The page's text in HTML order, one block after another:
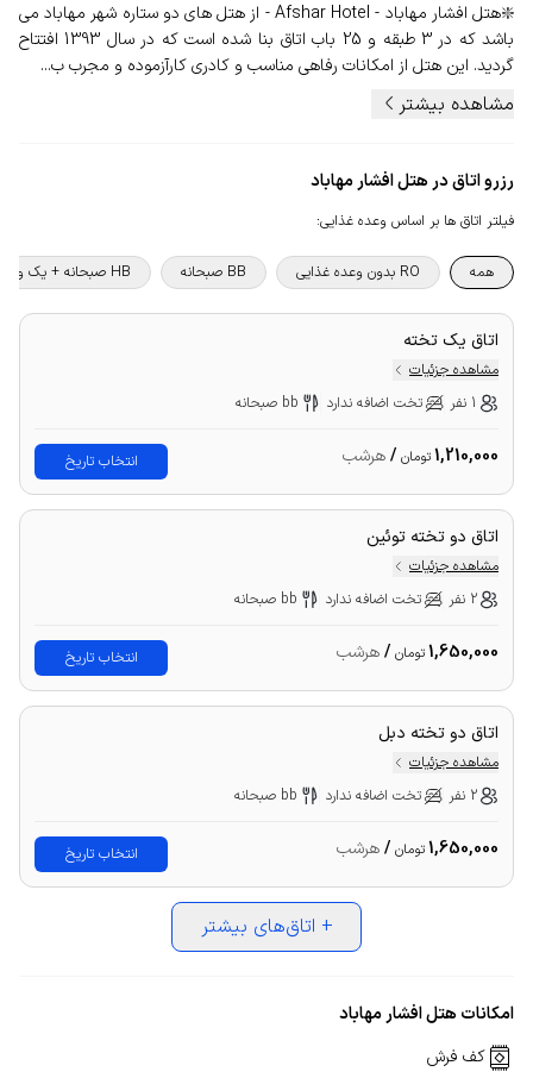
❇️هتل افشار مهاباد - Afshar Hotel - از هتل های دو ستاره شهر مهاباد می
باشد که در 3 طبقه و 25 باب اتاق بنا شده است که در سال 1393 افتتاح
گردید. این هتل از امکانات رفاهی مناسب و کادری کارآزموده و مجرب ب...
مشاهده بیشتر
رزرو اتاق در هتل افشار مهاباد
فیلتر اتاق ها بر اساس وعده غذایی:
همه RO بدون وعده غذایی BB صبحانه HB صبحانه + یک وعده غذا
اتاق یک تخته
مشاهده جزئیات
1 نفر
تخت اضافه ندارد bb صبحانه
1,210,000تومان /هرشب انتخاب تاریخ
اتاق دو تخته توئین
مشاهده جزئیات
2 نفر
تخت اضافه ندارد bb صبحانه
1,650,000تومان /هرشب انتخاب تاریخ
اتاق دو تخته دبل
مشاهده جزئیات
2 نفر
تخت اضافه ندارد bb صبحانه
1,650,000تومان /هرشب انتخاب تاریخ
+ اتاق‌های بیشتر
امکانات هتل افشار مهاباد
کف فرش